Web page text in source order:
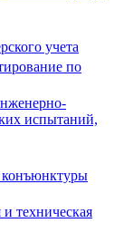
учета
по
испытаний,
конъюнктуры
техническая